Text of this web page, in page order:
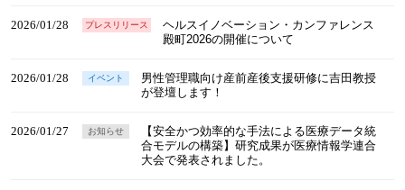
2026/01/28
ヘルスイノベーション・カンファレンス
殿町2026の開催について
プレスリリース
2026/01/28
男性管理職向け産前産後支援研修に吉田教授
が登壇します！
イベント
2026/01/27
【安全かつ効率的な手法による医療データ統
合モデルの構築】研究成果が医療情報学連合
大会で発表されました。
お知らせ